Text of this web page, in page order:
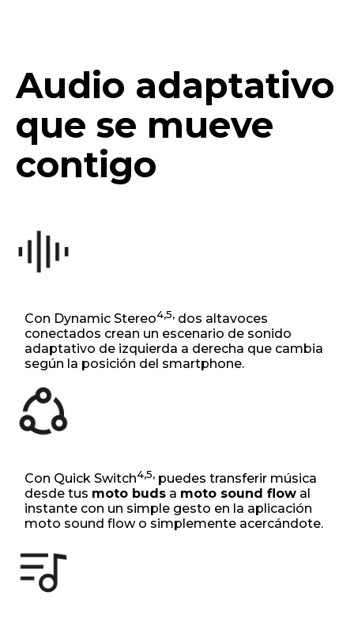
Audio adaptativo
que se mueve
contigo
Con Dynamic Stereo4,5, dos altavoces
conectados crean un escenario de sonido
adaptativo de izquierda a derecha que cambia
según la posición del smartphone.
Con Quick Switch4,5, puedes transferir música
desde tus moto buds a moto sound flow al
instante con un simple gesto en la aplicación
moto sound flow o simplemente acercándote.